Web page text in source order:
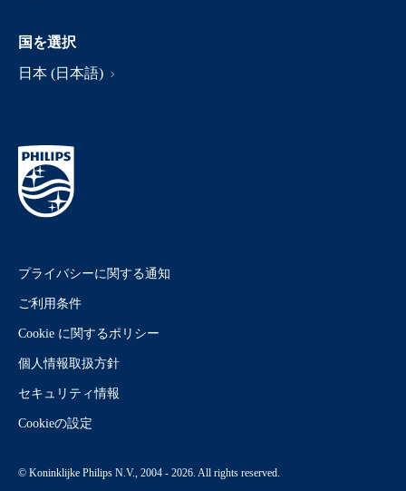
国を選択
日本 (日本語)
プライバシーに関する通知
ご利用条件
Cookie に関するポリシー
個人情報取扱方針
セキュリティ情報
Cookieの設定
© Koninklijke Philips N.V., 2004 - 2026. All rights reserved.